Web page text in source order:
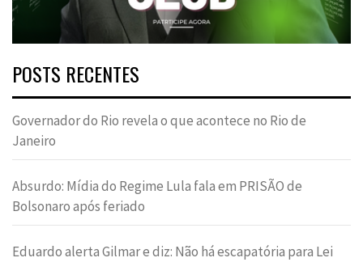
POSTS RECENTES
Governador do Rio revela o que acontece no Rio de
Janeiro
Absurdo: Mídia do Regime Lula fala em PRISÃO de
Bolsonaro após feriado
Eduardo alerta Gilmar e diz: Não há escapatória para Lei